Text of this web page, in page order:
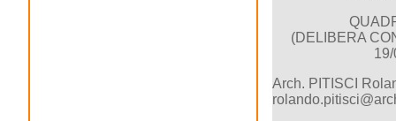
(DELIBERA
Arch. PITISCI